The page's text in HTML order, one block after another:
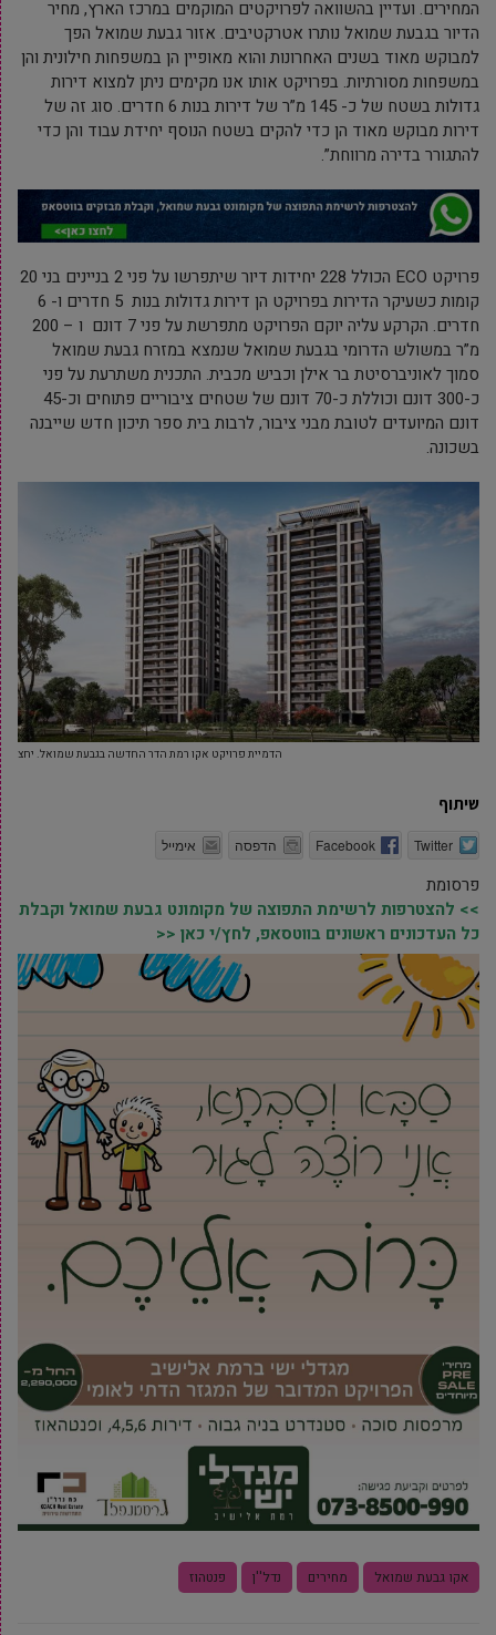
המחירים. ועדיין בהשוואה לפרויקטים המוקמים במרכז הארץ, מחיר
הדיור בגבעת שמואל נותרו אטרקטיבים. אזור גבעת שמואל הפך
למבוקש מאוד בשנים האחרונות והוא מאופיין הן במשפחות חילונית והן
במשפחות מסורתיות. בפרויקט אותו אנו מקימים ניתן למצוא דירות
גדולות בשטח של כ- 145 מ”ר של דירות בנות 6 חדרים. סוג זה של
דירות מבוקש מאוד הן כדי להקים בשטח הנוסף יחידת עבוד והן כדי
להתגורר בדירה מרווחת”.
פרויקט ECO הכולל 228 יחידות דיור שיתפרשו על פני 2 בניינים בני 20
קומות כשעיקר הדירות בפרויקט הן דירות גדולות בנות 5 חדרים ו- 6
חדרים. הקרקע עליה יוקם הפרויקט מתפרשת על פני 7 דונם ו – 200
מ”ר במשולש הדרומי בגבעת שמואל שנמצא במזרח גבעת שמואל
סמוך לאוניברסיטת בר אילן וכביש מכבית. התכנית משתרעת על פני
כ-300 דונם וכוללת כ-70 דונם של שטחים ציבוריים פתוחים וכ-45
דונם המיועדים לטובת מבני ציבור, לרבות בית ספר תיכון חדש שייבנה
בשכונה.
הדמיית פרויקט אקו רמת הדר החדשה בגבעת שמואל. יחצ
שיתוף
Twitter
Facebook הדפסה אימייל
פרסומת
>> להצטרפות לרשימת התפוצה של מקומונט גבעת שמואל וקבלת
כל העדכונים ראשונים בווטסאפ, לחץ/י כאן <<
אקו גבעת שמואל מחירים נדל''ן פנטהוז